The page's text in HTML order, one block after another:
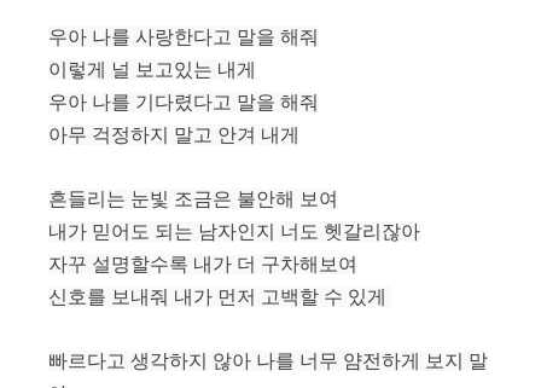
우아 나를 사랑한다고 말을 해줘
이렇게 널 보고있는 내게
우아 나를 기다렸다고 말을 해줘
아무 걱정하지 말고 안겨 내게
흔들리는 눈빛 조금은 불안해 보여
내가 믿어도 되는 남자인지 너도 헷갈리잖아
자꾸 설명할수록 내가 더 구차해보여
신호를 보내줘 내가 먼저 고백할 수 있게
빠르다고 생각하지 않아 나를 너무 얌전하게 보지 말